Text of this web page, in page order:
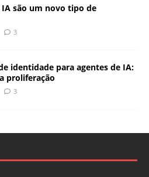
IA são um novo tipo de
3
identidade para agentes de IA:
proliferação
3